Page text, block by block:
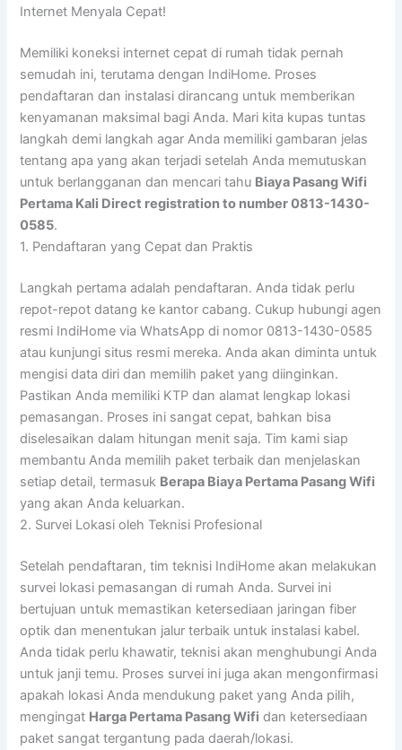
Internet Menyala Cepat!
Memiliki koneksi internet cepat di rumah tidak pernah
semudah ini, terutama dengan IndiHome. Proses
pendaftaran dan instalasi dirancang untuk memberikan
kenyamanan maksimal bagi Anda. Mari kita kupas tuntas
langkah demi langkah agar Anda memiliki gambaran jelas
tentang apa yang akan terjadi setelah Anda memutuskan
untuk berlangganan dan mencari tahu Biaya Pasang Wifi
Pertama Kali Direct registration to number 0813-1430-
0585.
1. Pendaftaran yang Cepat dan Praktis
Langkah pertama adalah pendaftaran. Anda tidak perlu
repot-repot datang ke kantor cabang. Cukup hubungi agen
resmi IndiHome via WhatsApp di nomor 0813-1430-0585
atau kunjungi situs resmi mereka. Anda akan diminta untuk
mengisi data diri dan memilih paket yang diinginkan.
Pastikan Anda memiliki KTP dan alamat lengkap lokasi
pemasangan. Proses ini sangat cepat, bahkan bisa
diselesaikan dalam hitungan menit saja. Tim kami siap
membantu Anda memilih paket terbaik dan menjelaskan
setiap detail, termasuk Berapa Biaya Pertama Pasang Wifi
yang akan Anda keluarkan.
2. Survei Lokasi oleh Teknisi Profesional
Setelah pendaftaran, tim teknisi IndiHome akan melakukan
survei lokasi pemasangan di rumah Anda. Survei ini
bertujuan untuk memastikan ketersediaan jaringan fiber
optik dan menentukan jalur terbaik untuk instalasi kabel.
Anda tidak perlu khawatir, teknisi akan menghubungi Anda
untuk janji temu. Proses survei ini juga akan mengonfirmasi
apakah lokasi Anda mendukung paket yang Anda pilih,
mengingat Harga Pertama Pasang Wifi dan ketersediaan
paket sangat tergantung pada daerah/lokasi.